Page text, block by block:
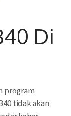
Di
program
tidak akan